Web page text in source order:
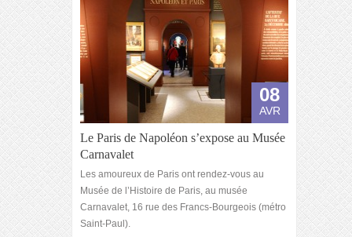
08
AVR
Le Paris de Napoléon s’expose au Musée
Carnavalet
Les amoureux de Paris ont rendez-vous au
Musée de l’Histoire de Paris, au musée
Carnavalet, 16 rue des Francs-Bourgeois (métro
Saint-Paul).